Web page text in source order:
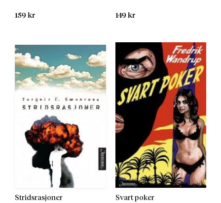
159 kr 149 kr
Stridsrasjoner Svart poker